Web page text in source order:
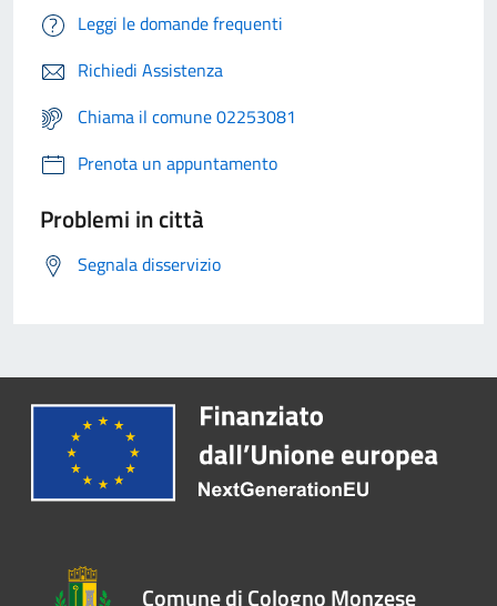
Leggi le domande frequenti
Richiedi Assistenza
Chiama il comune 02253081
Prenota un appuntamento
Problemi in città
Segnala disservizio
Comune di Cologno Monzese